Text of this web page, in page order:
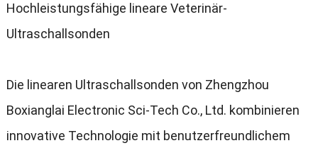
Hochleistungsfähige lineare Veterinär-
Ultraschallsonden
Die linearen Ultraschallsonden von Zhengzhou
Boxianglai Electronic Sci-Tech Co., Ltd. kombinieren
innovative Technologie mit benutzerfreundlichem